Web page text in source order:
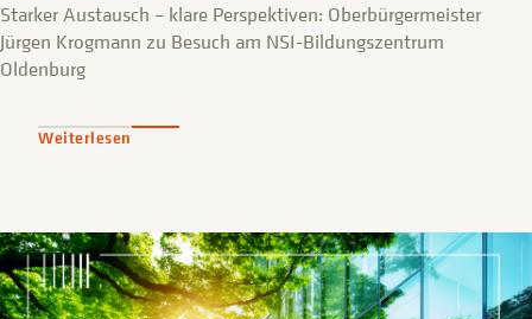
Starker Austausch – klare Perspektiven: Oberbürgermeister
Jürgen Krogmann zu Besuch am NSI-Bildungszentrum
Oldenburg
Weiterlesen